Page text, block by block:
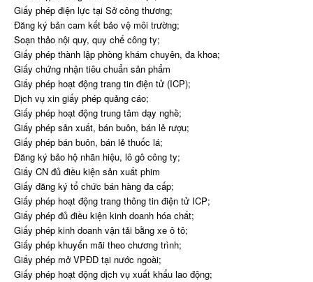
Giấy phép điện lực tại Sở công thương;
Đăng ký bản cam kết bảo vệ môi trường;
Soạn thảo nội quy, quy chế công ty;
Giấy phép thành lập phòng khám chuyên, đa khoa;
Giấy chứng nhận tiêu chuẩn sản phẩm
Giấy phép hoạt động trang tin điện tử (ICP);
Dịch vụ xin giấy phép quảng cáo;
Giấy phép hoạt động trung tâm dạy nghề;
Giấy phép sản xuất, bán buôn, bán lẻ rượu;
Giấy phép bán buôn, bán lẻ thuốc lá;
Đăng ký bảo hộ nhãn hiệu, lô gô công ty;
Giấy CN đủ điều kiện sản xuất phim
Giấy đăng ký tổ chức bán hàng đa cấp;
Giấy phép hoạt động trang thông tin điện tử ICP;
Giấy phép đủ điều kiện kinh doanh hóa chất;
Giấy phép kinh doanh vận tải bằng xe ô tô;
Giấy phép khuyến mãi theo chương trình;
Giấy phép mở VPĐD tại nước ngoài;
Giấy phép hoạt động dịch vụ xuất khẩu lao động;